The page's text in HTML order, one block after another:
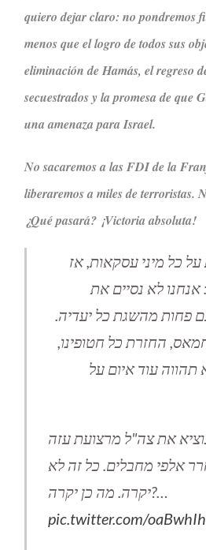
quiero dejar claro: no pondremos
menos que el logro de todos sus
eliminación de Hamás, el regreso
secuestrados y la promesa de que
una amenaza para Israel.
No sacaremos a las FDI de la
liberaremos a miles de terroristas.
¿Qué pasará? ¡Victoria absoluta!
כל מיני עסקאות, אז
לא נסיים את
פחות מהשגת כל יעדיה.
החזרת כל חטופינו,
עוד איום על
את צה"ל מרצועת עזה
אלפי מחבלים. כל זה לא
יקרה. מה כן יקרה?…
pic.twitter.com/